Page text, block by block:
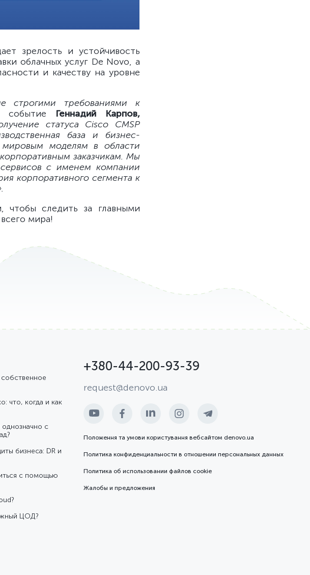
зрелость и устойчивость
облачных услуг De Novo, а
и качеству на уровне
строгими требованиями к
событие Геннадий Карпов,
статуса Cisco CMSP
база и бизнес-
моделям в области
заказчикам. Мы
с именем компании
корпоративного сегмента к
чтобы следить за главными
мира!
что, когда и как
однозначно с
бизнеса: DR и
с помощью
ЦОД?
+380-44-200-93-39
request@denovo.ua
Положення та умови користування вебсайтом denovo.ua
Политика конфиденциальности в отношении персональных данных
Политика об использовании файлов cookie
Жалобы и предложения